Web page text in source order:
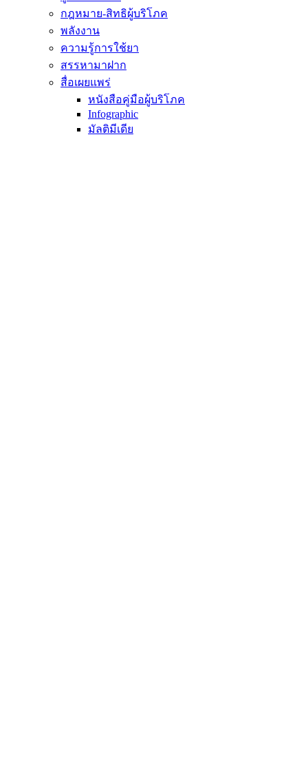
กฎหมาย-สิทธิผู้บริโภค
พลังงาน
ความรู้การใช้ยา
สรรหามาฝาก
สื่อเผยแพร่
หนังสือคู่มือผู้บริโภค
Infographic
มัลติมีเดีย